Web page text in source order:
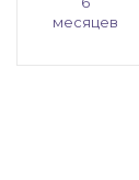
месяцев